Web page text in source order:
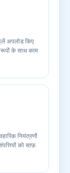
अपलोड किए
के साथ काम
नियंत्रणों
को साफ़